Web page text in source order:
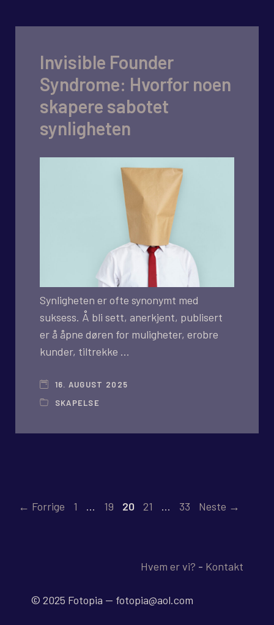
Invisible Founder
Syndrome: Hvorfor noen
skapere sabotet
synligheten
Synligheten er ofte synonymt med
suksess. Å bli sett, anerkjent, publisert
er å åpne døren for muligheter, erobre
kunder, tiltrekke …
16. AUGUST 2025
SKAPELSE
← Forrige Side
1 … Side
19 Side
20 Side
21 … Side
33 Neste →
Hvem er vi? - Kontakt
© 2025 Fotopia -- fotopia@aol.com